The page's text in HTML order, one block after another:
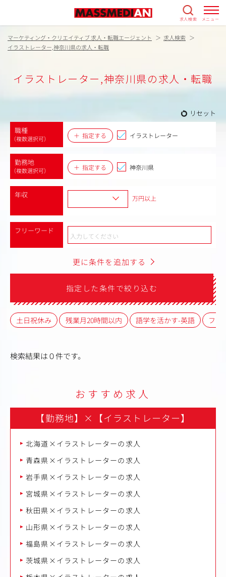
求人検索 メニュー
マーケティング・クリエイティブ 求人・転職エージェント
求人検索
イラストレーター,神奈川県の求人・転職
イラストレーター,神奈川県の求人・転職
リセット
職種
（複数選択可） 指定する イラストレーター
勤務地
（複数選択可） 指定する 神奈川県
年収 万円以上
フリーワード
更に条件を追加する
指定した条件で絞り込む
土日祝休み 残業月20時間以内 語学を活かす-英語 フレ
検索結果は０件です。
おすすめ求人
【勤務地】 × 【イラストレーター】
北海道×イラストレーターの求人
青森県×イラストレーターの求人
岩手県×イラストレーターの求人
宮城県×イラストレーターの求人
秋田県×イラストレーターの求人
山形県×イラストレーターの求人
福島県×イラストレーターの求人
茨城県×イラストレーターの求人